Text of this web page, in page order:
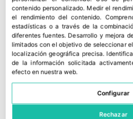
Dia amplía su red con nuevas
22 julio, 2026
contenido personalizado. Medir el
el rendimiento del contenido.
estadísticas o a través de la
diferentes fuentes. Desarrollo y mejora
limitados con el objetivo de seleccionar
localización geográfica precisa.
de la información solicitada
efecto en nuestra web.
Configurar
Rechazar